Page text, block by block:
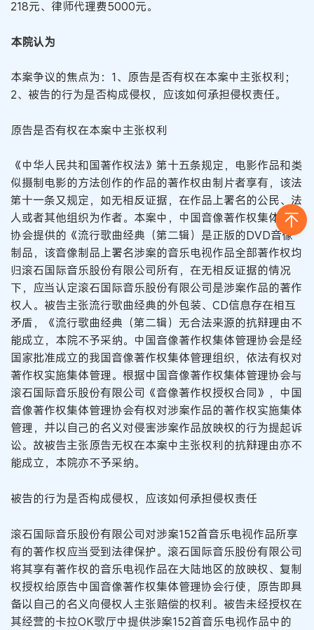
218元、律师代理费5000元。
本院认为
本案争议的焦点为：1、原告是否有权在本案中主张权利；
2、被告的行为是否构成侵权，应该如何承担侵权责任。
原告是否有权在本案中主张权利
《中华人民共和国著作权法》第十五条规定，电影作品和类
似摄制电影的方法创作的作品的著作权由制片者享有，该法
第十一条又规定，如无相反证据，在作品上署名的公民、法
人或者其他组织为作者。本案中，中国音像著作权集体管理
协会提供的《流行歌曲经典（第二辑）是正版的DVD音像
制品，该音像制品上署名涉案的音乐电视作品全部著作权均
归滚石国际音乐股份有限公司所有，在无相反证据的情况
下，应当认定滚石国际音乐股份有限公司是涉案作品的著作
权人。被告主张流行歌曲经典的外包装、CD信息存在相互
矛盾，《流行歌曲经典（第二辑）无合法来源的抗辩理由不
能成立，本院不予采纳。中国音像著作权集体管理协会是经
国家批准成立的我国音像著作权集体管理组织，依法有权对
著作权实施集体管理。根据中国音像著作权集体管理协会与
滚石国际音乐股份有限公司《音像著作权授权合同》，中国
音像著作权集体管理协会有权对涉案作品的著作权实施集体
管理，并以自己的名义对侵害涉案作品放映权的行为提起诉
讼。故被告主张原告无权在本案中主张权利的抗辩理由亦不
能成立，本院亦不予采纳。
被告的行为是否构成侵权，应该如何承担侵权责任
滚石国际音乐股份有限公司对涉案152首音乐电视作品所享
有的著作权应当受到法律保护。滚石国际音乐股份有限公司
将其享有著作权的音乐电视作品在大陆地区的放映权、复制
权授权给原告中国音像著作权集体管理协会行使，原告即具
备以自己的名义向侵权人主张赔偿的权利。被告未经授权在
其经营的卡拉OK歌厅中提供涉案152首音乐电视作品中的